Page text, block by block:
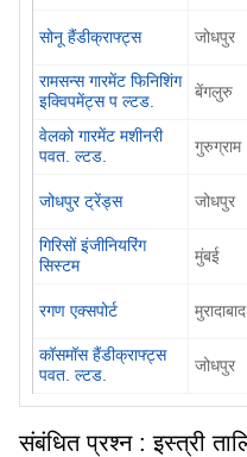
सोनू हैंडीक्राफ्ट्स जोधपुर
रामसन्स गारमेंट फिनिशिंग
इक्विपमेंट्स प ल्टड.
बेंगलुरु
वेलको गारमेंट मशीनरी
पवत. ल्टड.
गुरुग्राम
जोधपुर ट्रेंड्स जोधपुर
गिरिसों इंजीनियरिंग
सिस्टम
मुंबई
रगण एक्सपोर्ट मुरादाबाद
कॉसमॉस हैंडीक्राफ्ट्स
पवत. ल्टड.
जोधपुर
संबंधित प्रश्न :इस्त्री